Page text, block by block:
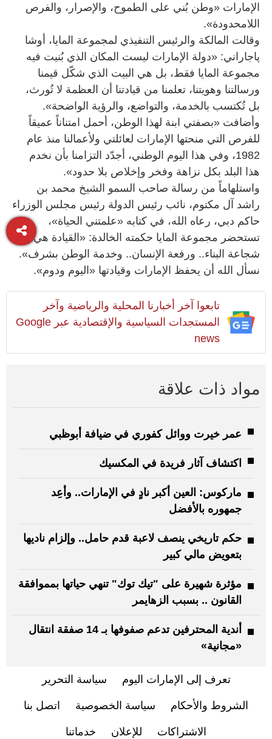
الإمارات «وطن بُني على الطموح، والإصرار، والفرص
اللامحدودة».
وقالت المالكة والرئيس التنفيذي لمجموعة المايا، أوشا
پاجاراني: «دولة الإمارات ليست المكان الذي بُنيت فيه
مجموعة المايا فقط، بل هي البيت الذي شكّل قيمنا
ورسالتنا وهويتنا، تعلمنا من قيادتنا أن العظمة لا تُورث،
بل تُكتسب بالخدمة، والتواضع، والرؤية الواضحة».
وأضافت «بصفتي ابنة لهذا الوطن، أحمل امتناناً عميقاً
للفرص التي منحتها الإمارات لعائلتي ولأعمالنا منذ عام
1982، وفي هذا اليوم الوطني، أجدّد التزامنا بأن نخدم
هذا البلد بكل نزاهة وفخر وإخلاص بلا حدود».
واستلهاماً من رسالة صاحب السمو الشيخ محمد بن
راشد آل مكتوم، نائب رئيس الدولة رئيس مجلس الوزراء
حاكم دبي، رعاه الله، في كتابه «علمتني الحياة»،
تستحضر مجموعة المايا حكمته الخالدة: «القيادة هي
شجاعة البناء.. ورفعة الإنسان.. وخدمة الوطن بشرف».
نسأل الله أن يحفظ الإمارات وقيادتها «اليوم ودوم».
تابعوا آخر أخبارنا المحلية والرياضية وآخر
المستجدات السياسية والإقتصادية عبر Google
news
مواد ذات علاقة
عمر خيرت ووائل كفوري في ضيافة أبوظبي
اكتشاف آثار فريدة في المكسيك
ماركوس: العين أكبر نادٍ في الإمارات.. وأعِد
جمهوره بالأفضل
حكم تاريخي ينصف لاعبة قدم حامل.. وإلزام ناديها
بتعويض مالي كبير
مؤثرة شهيرة على "تيك توك" تنهي حياتها بمموافقة
القانون .. بسبب الزهايمر
أندية المحترفين تدعم صفوفها بـ 14 صفقة انتقال
«مجانية»
تعرف إلى الإمارات اليوم سياسة التحرير
الشروط والأحكام سياسة الخصوصية اتصل بنا
الاشتراكات للإعلان خدماتنا